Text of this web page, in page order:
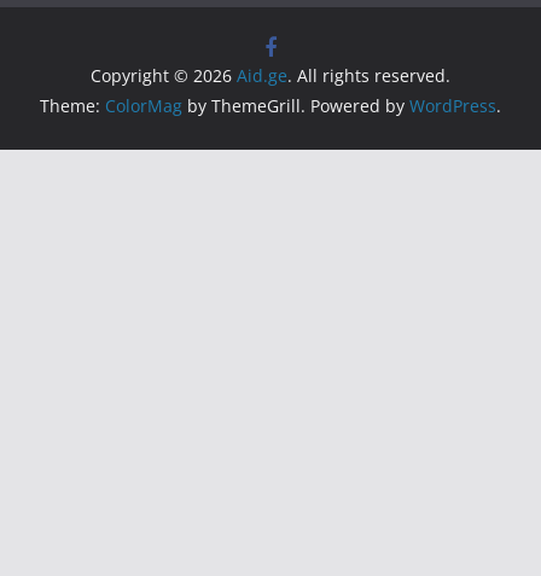
Copyright © 2026 Aid.ge. All rights reserved.
Theme: ColorMag by ThemeGrill. Powered by WordPress.